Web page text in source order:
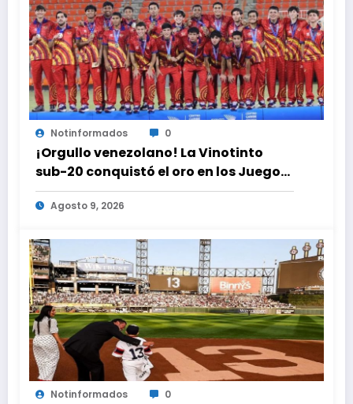
Notinformados 0
¡Orgullo venezolano! La Vinotinto
sub-20 conquistó el oro en los Juegos
Centroamericanos y del Caribe tras
unos dramáticos penales
Agosto 9, 2026
Notinformados 0